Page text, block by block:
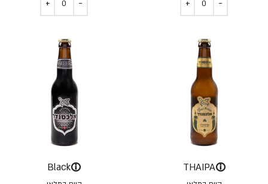
THAIPAⓘ
Blackⓘ